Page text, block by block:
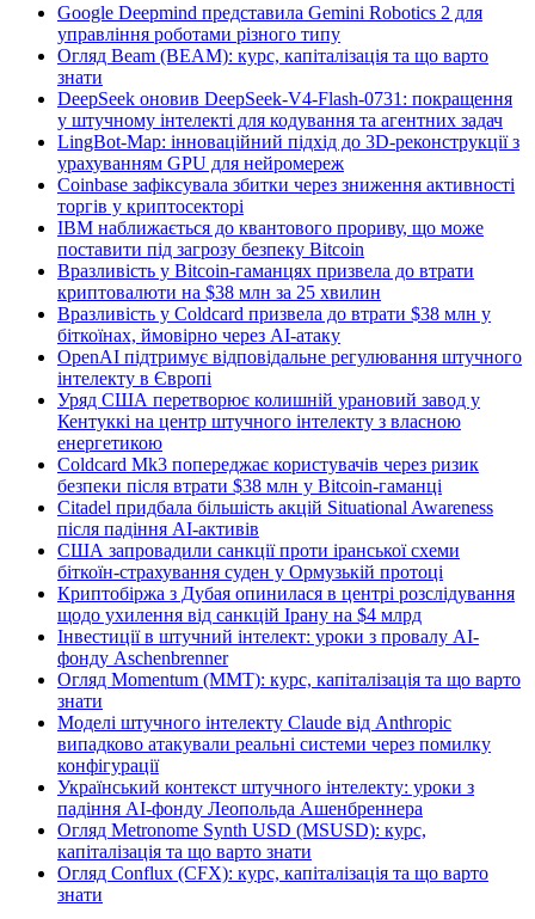
Google Deepmind представила Gemini Robotics 2 для
управління роботами різного типу
Огляд Beam (BEAM): курс, капіталізація та що варто
знати
DeepSeek оновив DeepSeek-V4-Flash-0731: покращення
у штучному інтелекті для кодування та агентних задач
LingBot-Map: інноваційний підхід до 3D-реконструкції з
урахуванням GPU для нейромереж
Coinbase зафіксувала збитки через зниження активності
торгів у криптосекторі
IBM наближається до квантового прориву, що може
поставити під загрозу безпеку Bitcoin
Вразливість у Bitcoin-гаманцях призвела до втрати
криптовалюти на $38 млн за 25 хвилин
Вразливість у Coldcard призвела до втрати $38 млн у
біткоїнах, ймовірно через AI-атаку
OpenAI підтримує відповідальне регулювання штучного
інтелекту в Європі
Уряд США перетворює колишній урановий завод у
Кентуккі на центр штучного інтелекту з власною
енергетикою
Coldcard Mk3 попереджає користувачів через ризик
безпеки після втрати $38 млн у Bitcoin-гаманці
Citadel придбала більшість акцій Situational Awareness
після падіння AI-активів
США запровадили санкції проти іранської схеми
біткоїн-страхування суден у Ормузькій протоці
Криптобіржа з Дубая опинилася в центрі розслідування
щодо ухилення від санкцій Ірану на $4 млрд
Інвестиції в штучний інтелект: уроки з провалу AI-
фонду Aschenbrenner
Огляд Momentum (MMT): курс, капіталізація та що варто
знати
Моделі штучного інтелекту Claude від Anthropic
випадково атакували реальні системи через помилку
конфігурації
Український контекст штучного інтелекту: уроки з
падіння AI-фонду Леопольда Ашенбреннера
Огляд Metronome Synth USD (MSUSD): курс,
капіталізація та що варто знати
Огляд Conflux (CFX): курс, капіталізація та що варто
знати